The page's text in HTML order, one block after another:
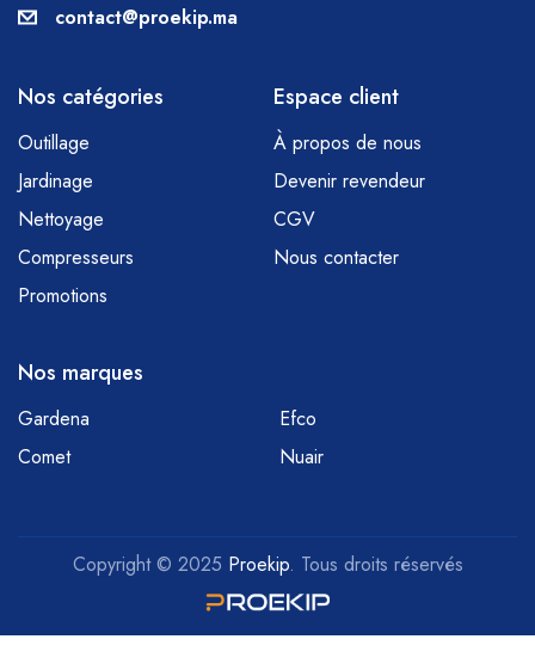
contact@proekip.ma
Nos catégories
Outillage
Jardinage
Nettoyage
Compresseurs
Promotions
Espace client
À propos de nous
Devenir revendeur
CGV
Nous contacter
Nos marques
Gardena
Efco
Comet
Nuair
Copyright © 2025 Proekip. Tous droits réservés